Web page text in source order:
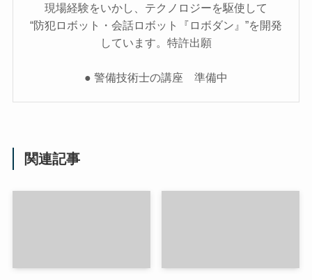
現場経験をいかし、テクノロジーを駆使して
“防犯ロボット・会話ロボット『ロボダン』”を開発
しています。特許出願
● 警備技術士の講座 準備中
関連記事